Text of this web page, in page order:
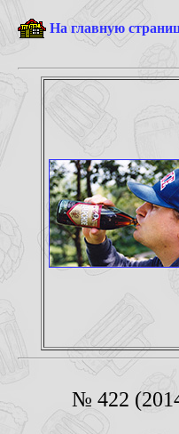
На главную
№ 422